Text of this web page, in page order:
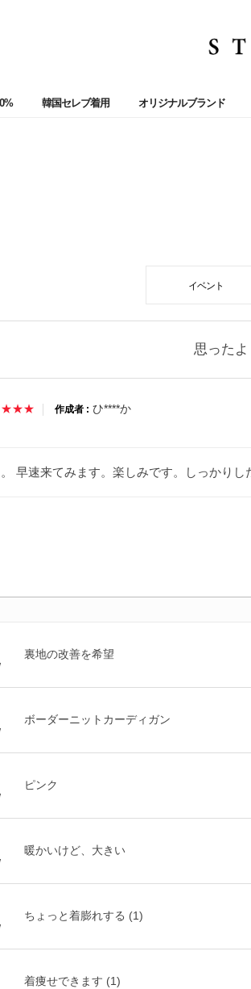
韓国セレブ着用 オリジナルブランド
イベント
思った
作成者 : ひ****か
早速来てみます。楽しみです。しっかりし
裏地の改善を希望
ボーダーニットカーディガン
ピンク
暖かいけど、大きい
ちょっと着膨れする (1)
着痩せできます (1)